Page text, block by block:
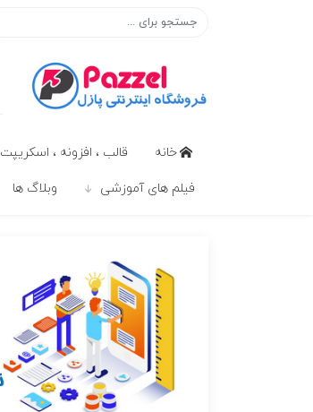
خانه قالب ، افزونه ، اسکریپت
فیلم های آموزشی وبلاگ ها